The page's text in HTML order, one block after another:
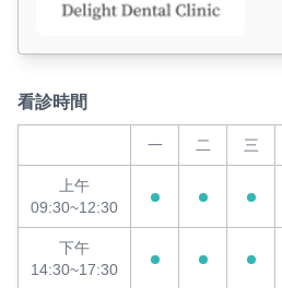
看診時間
一 二 三
上午
09:30~12:30
下午
14:30~17:30